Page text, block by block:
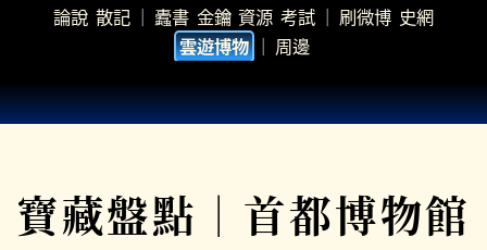
論說 散記 ｜ 蠹書 金鑰 資源 考試 ｜ 刷微博 史網
雲遊博物 ｜ 周邊
寶藏盤點｜首都博物館